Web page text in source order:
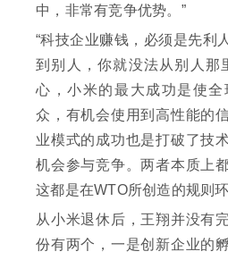
中，非常有竞争优势。”
“科技企业赚钱，必须是先利
到别人，你就没法从别人那
心，小米的最大成功是使
众，有机会使用到高性能的
业模式的成功也是打破了技
机会参与竞争。两者本质上
这都是在WTO所创造的规则
从小米退休后，王翔并没有
份有两个，一是创新企业的